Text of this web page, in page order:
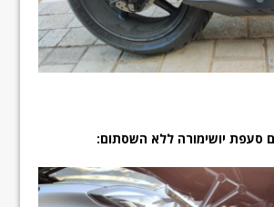
סעפת יושימורה ללא השסתום: